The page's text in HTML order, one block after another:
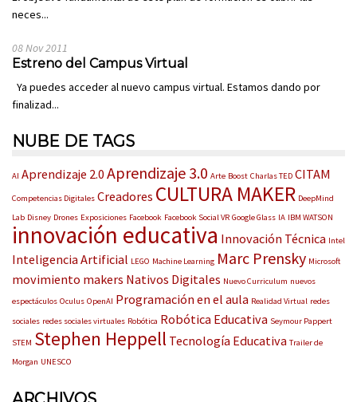
neces...
08 Nov 2011
Estreno del Campus Virtual
Ya puedes acceder al nuevo campus virtual. Estamos dando por
finalizad...
NUBE DE TAGS
AI Aprendizaje 2.0 Aprendizaje 3.0 Arte Boost Charlas TED CITAM
Competencias Digitales Creadores CULTURA MAKER DeepMind
Lab Disney Drones Exposiciones Facebook Facebook Social VR Google Glass IA IBM WATSON
innovación educativa Innovación Técnica Intel
Inteligencia Artificial LEGO Machine Learning Marc Prensky Microsoft
movimiento makers Nativos Digitales Nuevo Curriculum nuevos
espectáculos Oculus OpenAI Programación en el aula Realidad Virtual redes
sociales redes sociales virtuales Robótica Robótica Educativa Seymour Pappert
STEM Stephen Heppell Tecnología Educativa Trailer de
Morgan UNESCO